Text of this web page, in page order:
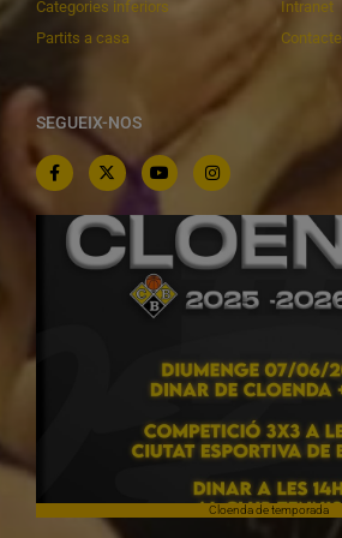
Categories inferiors
Partits a casa
Intranet
Contacte
SEGUEIX-NOS
Cloenda de temporada